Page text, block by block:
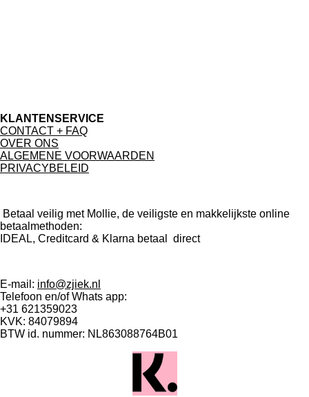
KLANTENSERVICE
CONTACT + FAQ
OVER ONS
ALGEMENE VOORWAARDEN
PRIVACYBELEID
Betaal veilig met Mollie, de veiligste en makkelijkste online
betaalmethoden:
IDEAL, Creditcard & Klarna betaal direct
E-mail: info@zjiek.nl
Telefoon en/of Whats app:
+31 621359023
KVK: 84079894
BTW id. nummer: NL863088764B01